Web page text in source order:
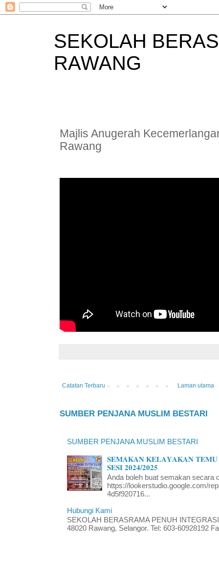
SEKOLAH
RAWANG
Majlis Anugerah
Rawang
Catatan Terbaru Laman utama
SUMBER PENJANA MUSLIM BESTARI
SUMBER PENJANA MUSLIM BESTARI
𝐒𝐄𝐌𝐀𝐊𝐀𝐍 𝐊𝐄𝐋𝐀𝐘𝐀𝐊𝐀𝐍 𝐓𝐄𝐌𝐔
𝐒𝐄𝐒𝐈 𝟐𝟎𝟐𝟒/𝟐𝟎𝟐𝟓
Anda boleh buat semakan secara
https://lookerstudio.google.com/
4d5f920716...
Hubungi Kami
SEKOLAH BERASRAMA PENUH
48020 Rawang, Selangor. Tel: 603-60928192